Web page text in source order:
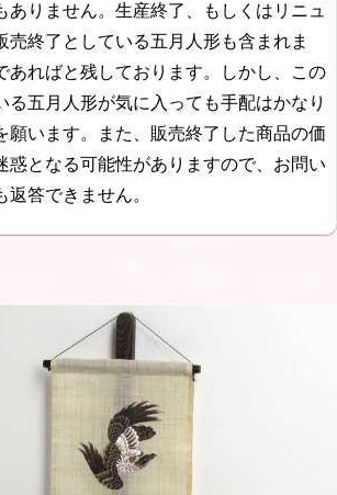
ありません。生産終了、もしくはリニュ
売終了としている五月人形も含まれま
あればと残しております。しかし、この
る五月人形が気に入っても手配はかなり
願います。また、販売終了した商品の価
惑となる可能性がありますので、お問い
答できません。